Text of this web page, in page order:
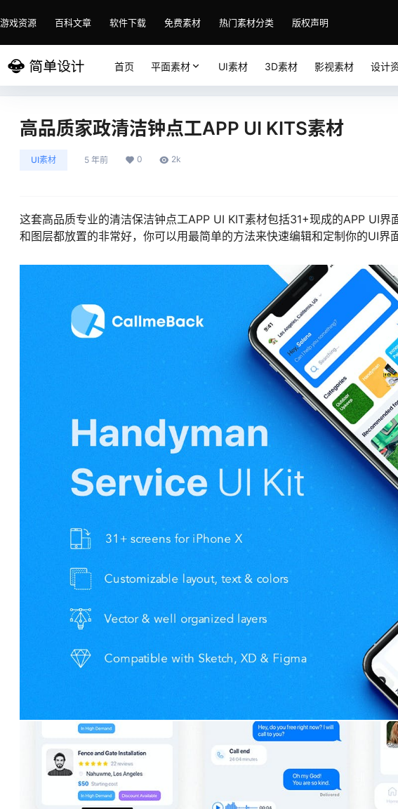
游戏资源 百科文章 软件下载 免费素材 热门素材分类 版权声明
首页 平面素材 UI素材 3D素材 影视素材 设计
高品质家政清洁钟点工APP UI KITS素材
UI素材 5 年前 0 2k
这套高品质专业的清洁保洁钟点工APP UI KIT素材包括31+现成的APP UI
和图层都放置的非常好，你可以用最简单的方法来快速编辑和定制你的UI界面